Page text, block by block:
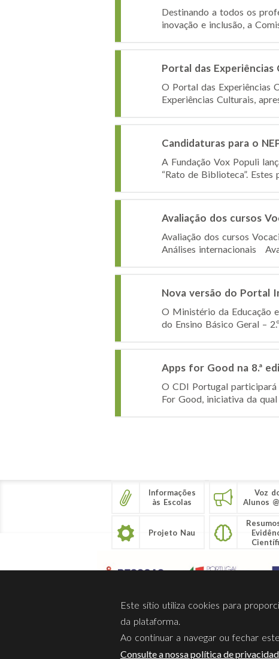
Destinando a todos os
inovação e inclusão, a
Portal das Experiências
O Portal das Experiências
Experiências Culturais,
Candidaturas para o
A Fundação Vox Populi
“Rato de Biblioteca”.
Avaliação dos cursos
Avaliação dos cursos
Análises internacionais
Nova versão do Portal
O Ministério da Educação
do Ensino Básico Geral –
Apps for Good na 8.ª
O CDI Portugal participará
For Good, iniciativa da
Informações
às Escolas
Voz
Alunos
Projeto Nau
Sobre Nós Privacidade
Este sítio utiliza cookies para
da plataforma.
Ao continuar a navegar ou fechar
Consulte a nossa política de